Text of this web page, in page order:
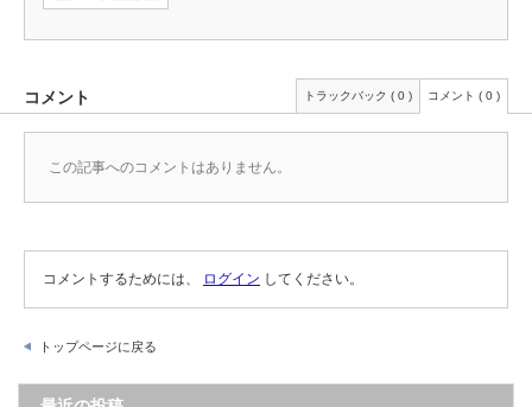
コメント トラックバック ( 0 ) コメント ( 0 )
この記事へのコメントはありません。
コメントするためには、 ログイン してください。
トップページに戻る